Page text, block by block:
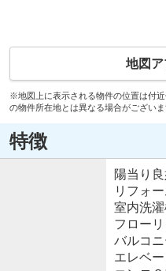
地図ア
※地図上に表示される物件の位置は付
の物件所在地とは異なる場合がございま
特徴
陽当り
リフォ
室内洗
フロー
バルコニ
エレベ